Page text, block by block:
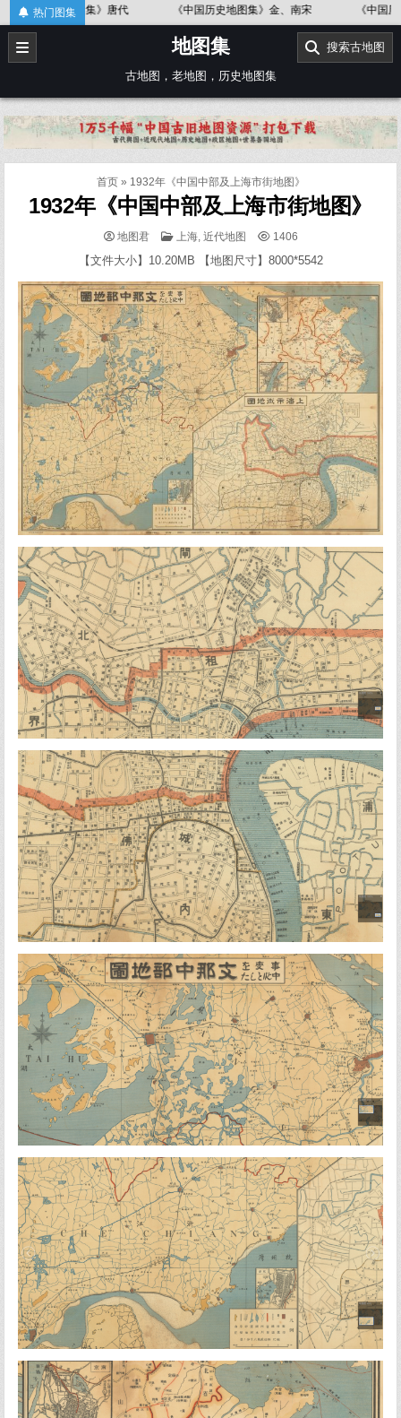
Skip
to
content
热门图集
图集》唐代 《中国历史地图集》金、南宋 《中国历史地图集》春
地图集
古地图，老地图，历史地图集
搜索古地图
首页» 1932年《中国中部及上海市街地图》
1932年《中国中部及上海市街地图》
地图君
POSTED
上海, 近代地图 1406
【文件大小】10.20MB 【地图尺寸】8000*5542